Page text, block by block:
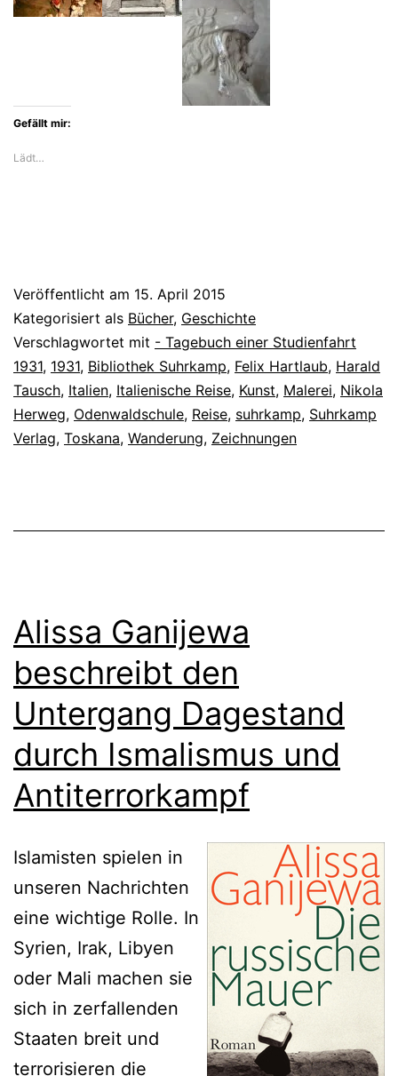
Felix
Gefällt mir:
Lädt…
Veröffentlicht am 15. April 2015
Kategorisiert als Bücher, Geschichte
Verschlagwortet mit - Tagebuch einer Studienfahrt
1931, 1931, Bibliothek Suhrkamp, Felix Hartlaub, Harald
Tausch, Italien, Italienische Reise, Kunst, Malerei, Nikola
Herweg, Odenwaldschule, Reise, suhrkamp, Suhrkamp
Verlag, Toskana, Wanderung, Zeichnungen
Alissa Ganijewa
beschreibt den
Untergang Dagestand
durch Ismalismus und
Antiterrorkampf
Islamisten spielen in
unseren Nachrichten
eine wichtige Rolle. In
Syrien, Irak, Libyen
oder Mali machen sie
sich in zerfallenden
Staaten breit und
terrorisieren die